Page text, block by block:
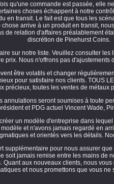
qu'une commande est passée, elle
choses échappent à notre
en transit. Le fait est que tous les
arrive à un produit en transit,
de relation d'affaires préalablement
discrétion de Pinehurst Coins.
sur notre liste. Veuillez consulter
prix. Nous n'offrons pas d'ajustements
être volatils et changer
pour satisfaire nos clients. TOUS
précieux, toutes les ventes de
seront soumises à toute
et PDG actuel Vincent Wade,
un modèle d'entreprise dans
et n'avons jamais regardé en
et orientés vers les détails.
supplémentaire pour nous assurer
soit jamais remise entre les mains de
aux nouveaux clients, nous
et nous promettons que vous ne